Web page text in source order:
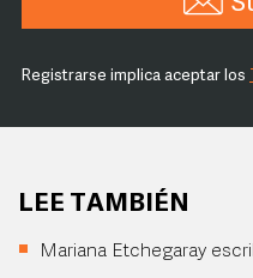
Registrarse implica aceptar los
LEE TAMBIÉN
Mariana Etchegaray